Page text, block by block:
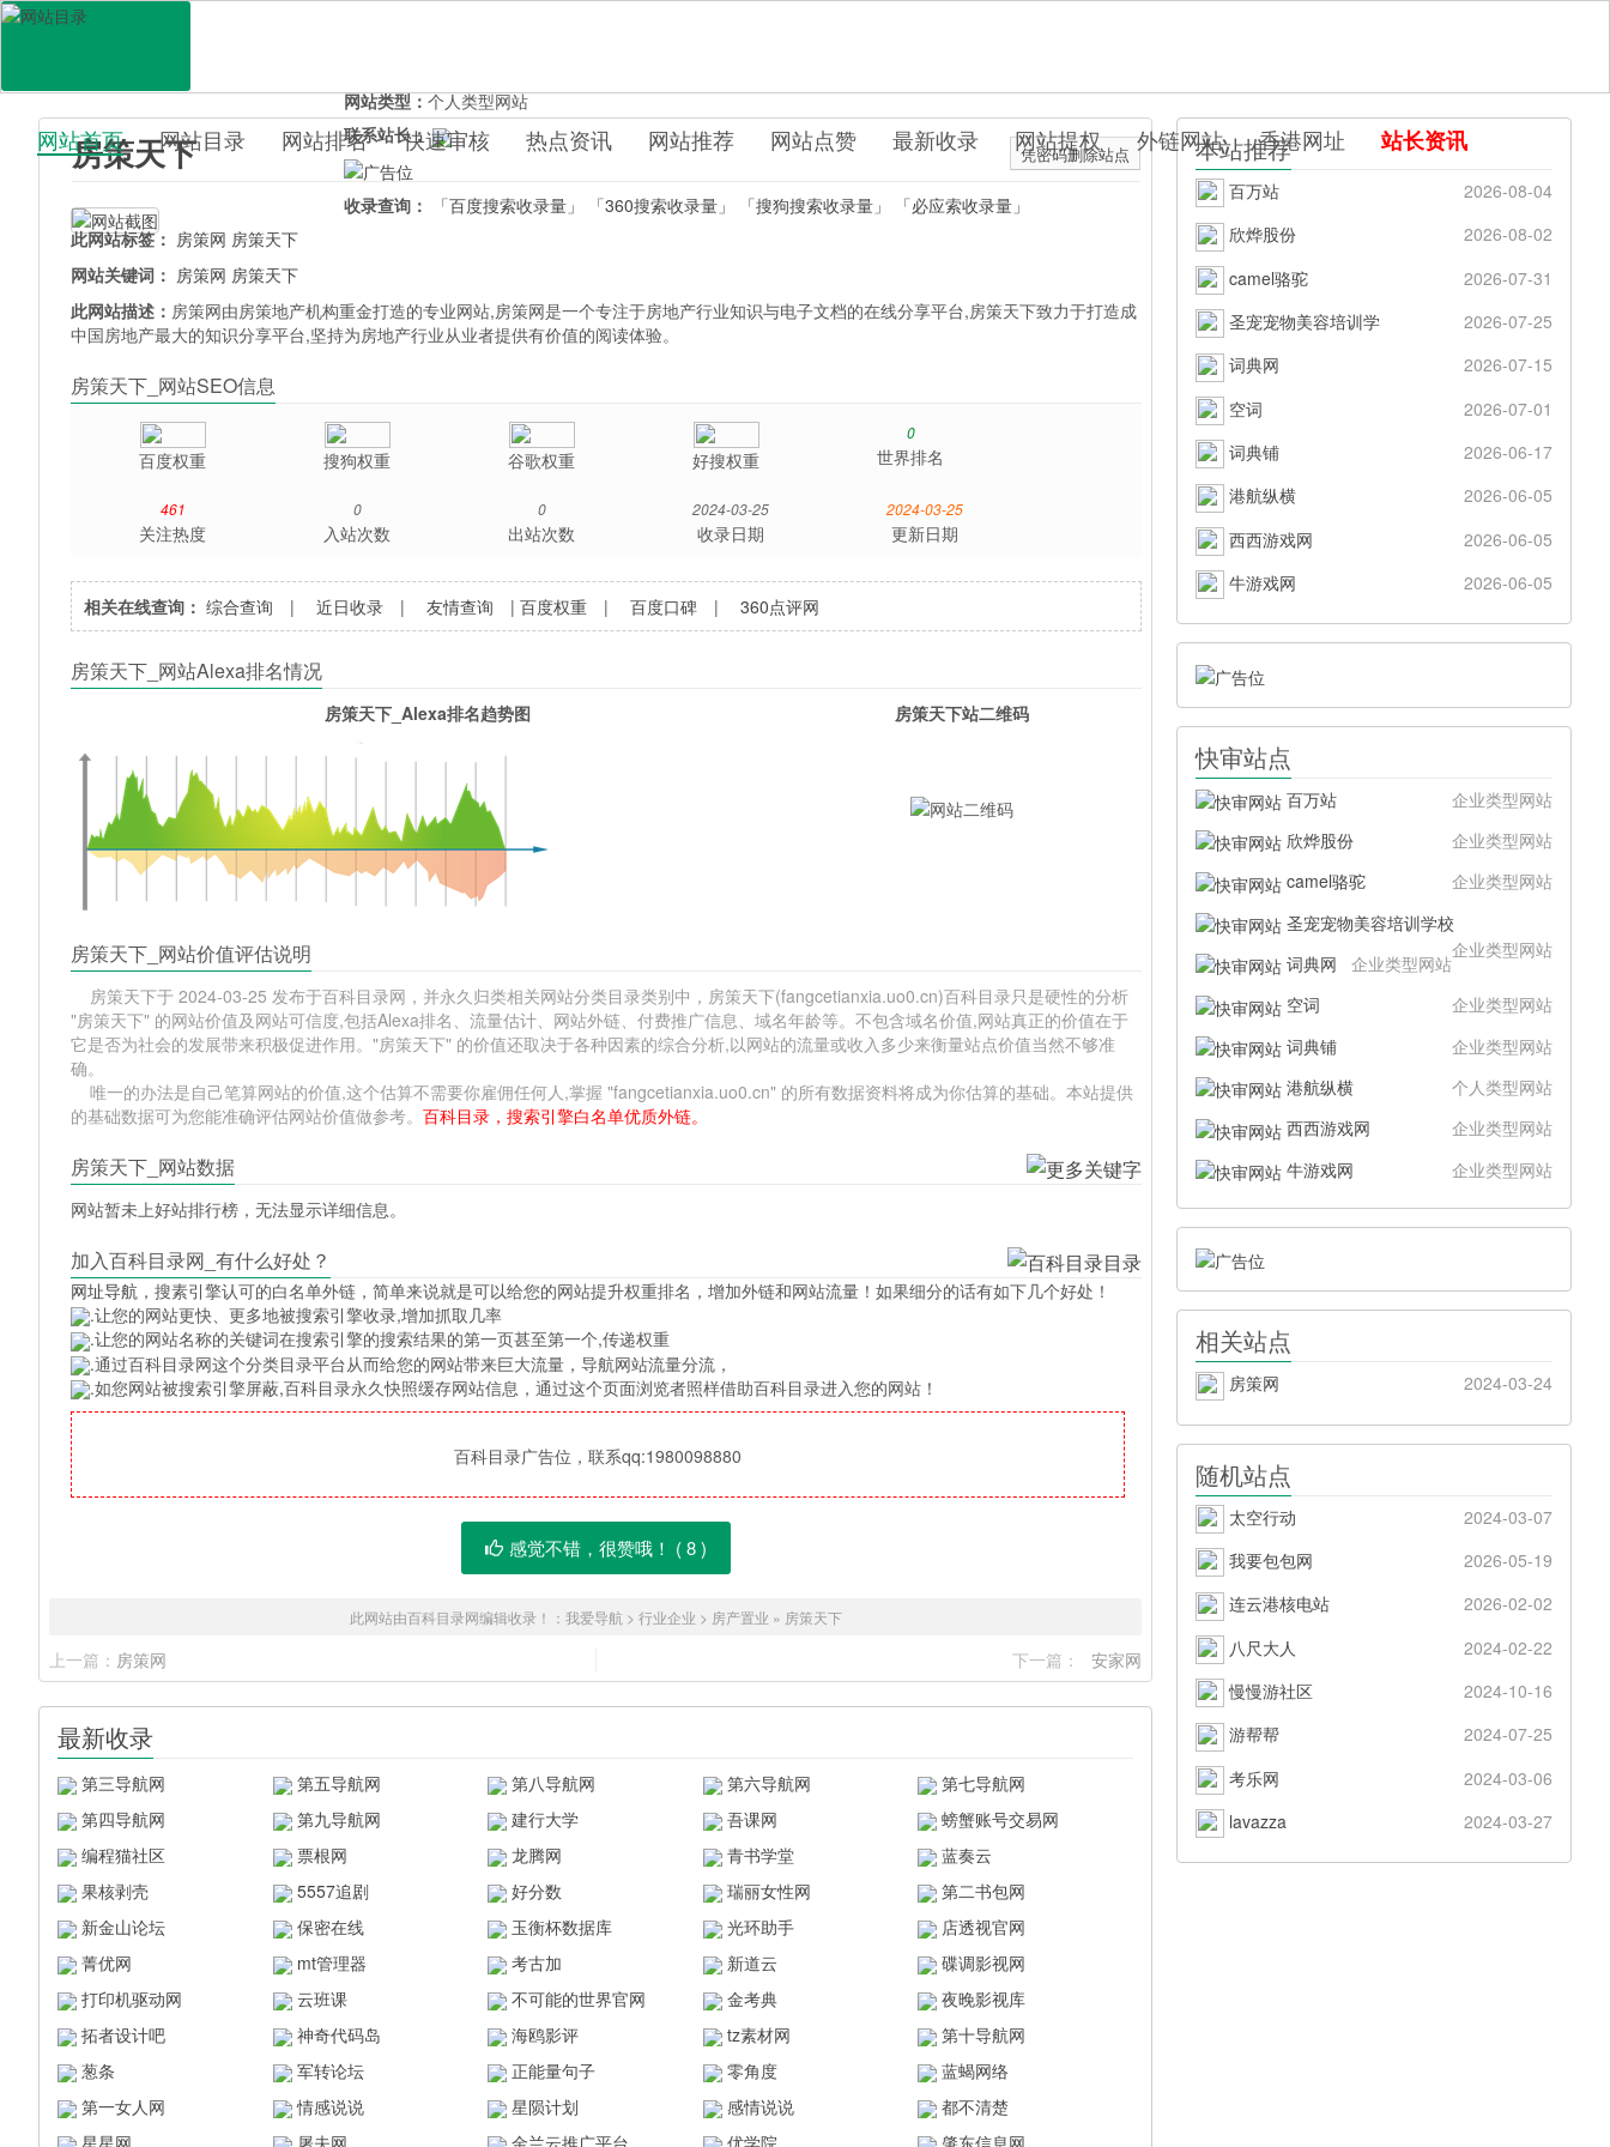
百科目录
网站首页 网站目录 网站排名 快速审核 热点资讯 网站推荐 网站点赞 最新收录 网站提权 外链网站 香港网址 站长资讯
房策天下 凭密码删除站点
网站类型：个人类型网站
联系站长：
收录查询： 「百度搜索收录量」 「360搜索收录量」 「搜狗搜索收录量」
「必应索收录量」
此网站标签： 房策网 房策天下
网站关键词： 房策网 房策天下
此网站描述： 房策网由房策地产机构重金打造的专业网站,房策网是一个专注于房地产行业知识与电子文档的在线分享平台,房策天下致力于打造成
中国房地产最大的知识分享平台,坚持为房地产行业从业者提供有价值的阅读体验。
房策天下_网站SEO信息
百度权重 搜狗权重 谷歌权重 好搜权重
0
世界排名
461
关注热度
0
入站次数
0
出站次数
2024-03-25
收录日期
2024-03-25
更新日期
相关在线查询： 综合查询 |近日收录 |友情查询 |百度权重 |百度口碑 |360点评网
房策天下_网站Alexa排名情况
房策天下_Alexa排名趋势图 房策天下站二维码
房策天下_网站价值评估说明
房策天下于 2024-03-25 发布于百科目录网，并永久归类相关网站分类目录类别中，房策天下(fangcetianxia.uo0.cn)百科目录只是硬性的分析
"房策天下" 的网站价值及网站可信度,包括Alexa排名、流量估计、网站外链、付费推广信息、域名年龄等。不包含域名价值,网站真正的价值在于
它是否为社会的发展带来积极促进作用。"房策天下" 的价值还取决于各种因素的综合分析,以网站的流量或收入多少来衡量站点价值当然不够准
确。
唯一的办法是自己笔算网站的价值,这个估算不需要你雇佣任何人,掌握 "fangcetianxia.uo0.cn" 的所有数据资料将成为你估算的基础。本站提供
的基础数据可为您能准确评估网站价值做参考。百科目录，搜索引擎白名单优质外链。
房策天下_网站数据
网站暂未上好站排行榜，无法显示详细信息。
加入百科目录网_有什么好处？
网址导航 ，搜素引擎认可的白名单外链，简单来说就是可以给您的网站提升权重排名，增加外链和网站流量！如果细分的话有如下几个好处！
.让您的网站更快、更多地被搜索引擎收录,增加抓取几率
.让您的网站名称的关键词在搜索引擎的搜索结果的第一页甚至第一个,传递权重
.通过百科目录网这个分类目录平台从而给您的网站带来巨大流量，导航网站流量分流，
.如您网站被搜索引擎屏蔽,百科目录永久快照缓存网站信息，通过这个页面浏览者照样借助百科目录进入您的网站！
百科目录广告位，联系qq:1980098880
感觉不错，很赞哦！ ( 8)
此网站由百科目录网编辑收录！： 我爱导航 > 行业企业 > 房产置业 » 房策天下
上一篇： 房策网 下一篇： 安家网
最新收录
第三导航网 第五导航网 第八导航网 第六导航网
第七导航网
第四导航网
第九导航网 建行大学 吾课网
螃蟹账号交易网
编程猫社区
票根网 龙腾网 青书学堂
蓝奏云
果核剥壳
5557追剧 好分数 瑞丽女性网
第二书包网
新金山论坛
保密在线 玉衡杯数据库 光环助手
店透视官网
菁优网
mt管理器 考古加 新道云
碟调影视网
打印机驱动网
云班课 不可能的世界官网 金考典
夜晚影视库
拓者设计吧
神奇代码岛 海鸥影评 tz素材网
第十导航网
葱条
军转论坛 正能量句子 零角度
蓝蝎网络
第一女人网
情感说说 星陨计划 感情说说
都不清楚
本站推荐
百万站
2026-08-04
欣烨股份
2026-08-02
camel骆驼
2026-07-31
圣宠宠物美容培训学
2026-07-25
词典网
2026-07-15
空词
2026-07-01
词典铺
2026-06-17
港航纵横
2026-06-05
西西游戏网
2026-06-05
牛游戏网
2026-06-05
快审站点
百万站
企业类型网站
欣烨股份
企业类型网站
camel骆驼
企业类型网站
圣宠宠物美容培训学校
企业类型网站
词典网
企业类型网站
空词
企业类型网站
词典铺
企业类型网站
港航纵横
个人类型网站
西西游戏网
企业类型网站
牛游戏网
企业类型网站
相关站点
房策网 2024-03-24
随机站点
太空行动
2024-03-07
我要包包网
2026-05-19
连云港核电站
2026-02-02
八尺大人
2024-02-22
慢慢游社区
2024-10-16
游帮帮
2024-07-25
考乐网
2024-03-06
lavazza
2024-03-27